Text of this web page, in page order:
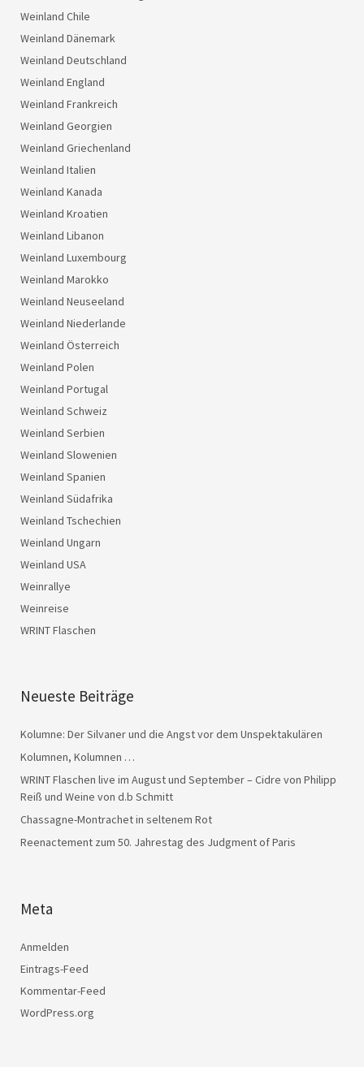
Weinland Chile
Weinland Dänemark
Weinland Deutschland
Weinland England
Weinland Frankreich
Weinland Georgien
Weinland Griechenland
Weinland Italien
Weinland Kanada
Weinland Kroatien
Weinland Libanon
Weinland Luxembourg
Weinland Marokko
Weinland Neuseeland
Weinland Niederlande
Weinland Österreich
Weinland Polen
Weinland Portugal
Weinland Schweiz
Weinland Serbien
Weinland Slowenien
Weinland Spanien
Weinland Südafrika
Weinland Tschechien
Weinland Ungarn
Weinland USA
Weinrallye
Weinreise
WRINT Flaschen
Neueste Beiträge
Kolumne: Der Silvaner und die Angst vor dem Unspektakulären
Kolumnen, Kolumnen …
WRINT Flaschen live im August und September – Cidre von Philipp
Reiß und Weine von d.b Schmitt
Chassagne-Montrachet in seltenem Rot
Reenactement zum 50. Jahrestag des Judgment of Paris
Meta
Anmelden
Eintrags-Feed
Kommentar-Feed
WordPress.org